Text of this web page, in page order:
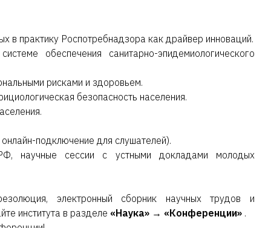
в практику Роспотребнадзора как драйвер инноваций.
обеспечения санитарно-эпидемиологического
рисками и здоровьем.
безопасность населения.
подключение для слушателей).
научные сессии с устными докладами молодых
электронный сборник научных трудов и
института в разделе «Наука» → «Конференции» .